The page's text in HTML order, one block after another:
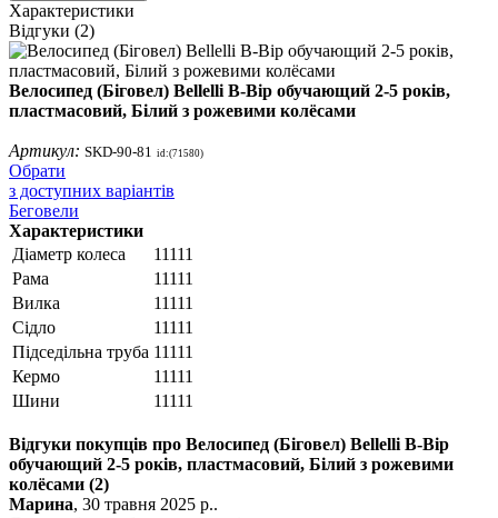
Характеристики
Відгуки (2)
Велосипед (Біговел) Bellelli B-Bip обучающий 2-5 років,
пластмасовий, Білий з рожевими колёсами
Артикул: SKD-90-81 id:(71580)
Обрати
з доступних варіантів
Беговели
Характеристики
Діаметр колеса
11111
Рама
11111
Вилка
11111
Сідло
11111
Підседільна труба 11111
Кермо
11111
Шини
11111
Відгуки покупців про Велосипед (Біговел) Bellelli B-Bip
обучающий 2-5 років, пластмасовий, Білий з рожевими
колёсами (2)
Марина, 30 травня 2025 р..